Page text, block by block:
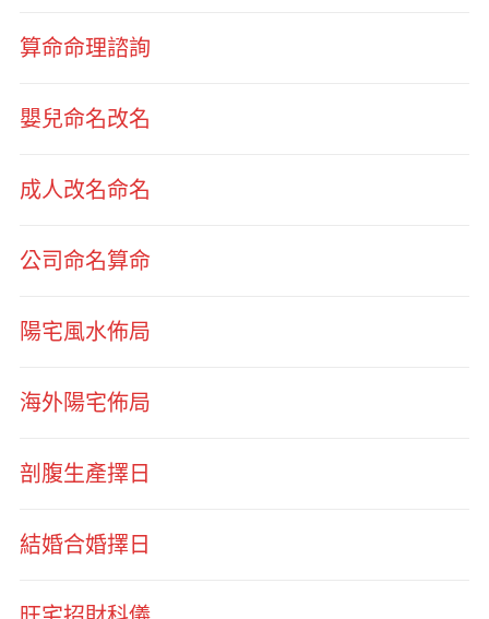
算命命理諮詢
嬰兒命名改名
成人改名命名
公司命名算命
陽宅風水佈局
海外陽宅佈局
剖腹生產擇日
結婚合婚擇日